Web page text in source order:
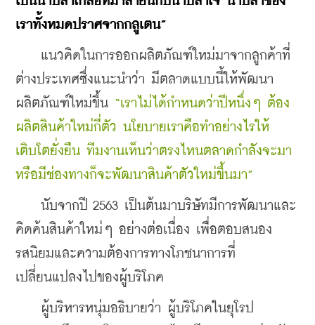
เราทั้งหมดปราศจากกลูเตน”
แนวคิดในการออกผลิตภัณฑ์ใหม่มาจากลูกค้าที่
ต่างประเทศซึ่งแนะนำว่า มีตลาดแบบนี้ให้พัฒนา
ผลิตภัณฑ์ใหม่ขึ้น “เราไม่ได้กำหนดว่าปีหนึ่งๆ ต้อง
ผลิตสินค้าใหม่กี่ตัว นโยบายเราคือทำอย่างไรให้
เติบโตยั่งยืน ทีมงานเห็นว่าตรงไหนตลาดกำลังจะมา
หรือมีช่องทางก็จะพัฒนาสินค้าตัวใหม่ขึ้นมา”
นับจากปี 2563 เป็นต้นมาบริษัทมีการพัฒนาและ
คิดค้นสินค้าใหม่ๆ อย่างต่อเนื่อง เพื่อตอบสนอง
รสนิยมและความต้องการทางโภชนาการที่
เปลี่ยนแปลงไปของผู้บริโภค
ผู้บริหารหนุ่มอธิบายว่า ผู้บริโภคในยุโรป